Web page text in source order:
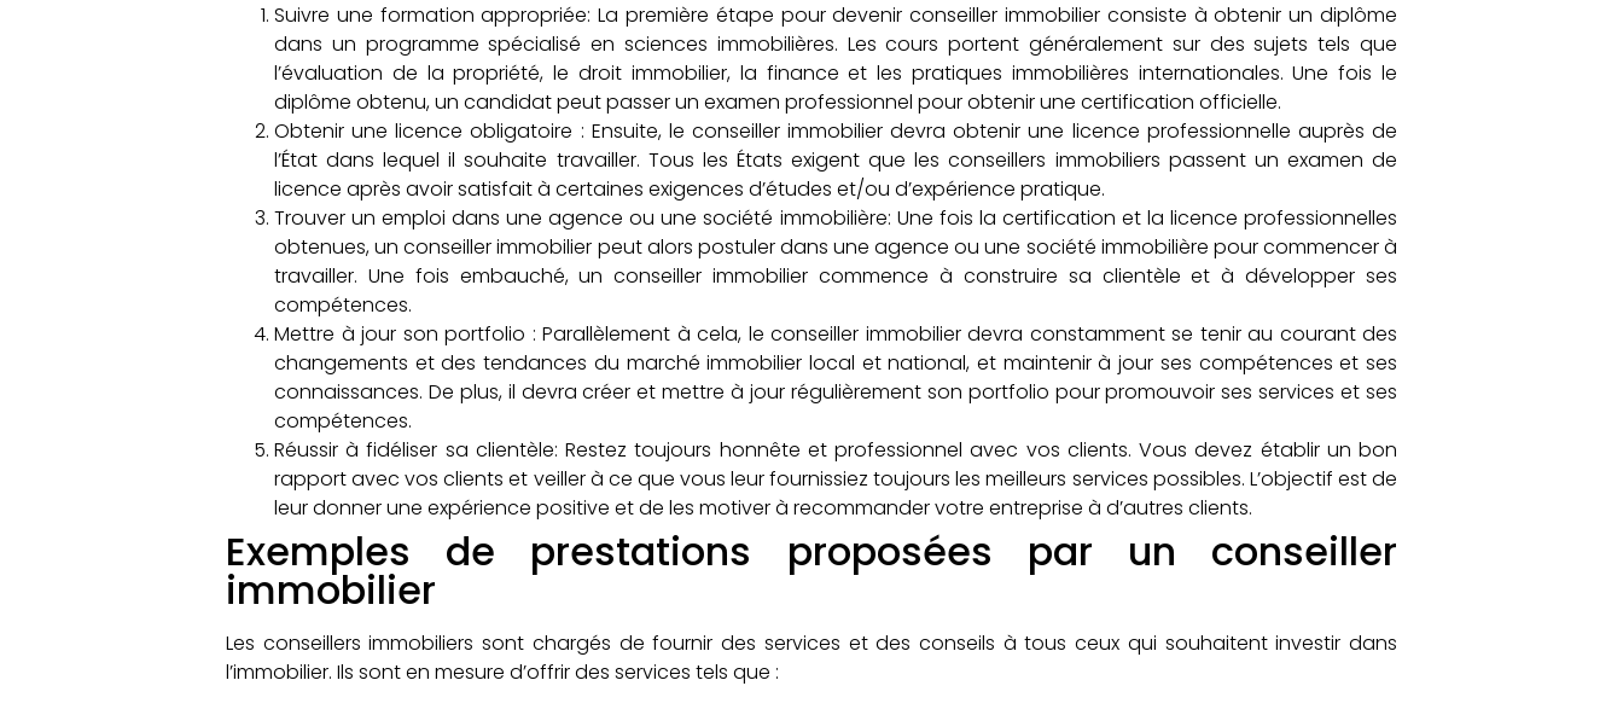
Suivre une formation appropriée: La première étape pour devenir conseiller immobilier consiste à obtenir un diplôme
dans un programme spécialisé en sciences immobilières. Les cours portent généralement sur des sujets tels que
l’évaluation de la propriété, le droit immobilier, la finance et les pratiques immobilières internationales. Une fois le
diplôme obtenu, un candidat peut passer un examen professionnel pour obtenir une certification officielle.
Obtenir une licence obligatoire : Ensuite, le conseiller immobilier devra obtenir une licence professionnelle auprès de
l’État dans lequel il souhaite travailler. Tous les États exigent que les conseillers immobiliers passent un examen de
licence après avoir satisfait à certaines exigences d’études et/ou d’expérience pratique.
Trouver un emploi dans une agence ou une société immobilière: Une fois la certification et la licence professionnelles
obtenues, un conseiller immobilier peut alors postuler dans une agence ou une société immobilière pour commencer à
travailler. Une fois embauché, un conseiller immobilier commence à construire sa clientèle et à développer ses
compétences.
Mettre à jour son portfolio : Parallèlement à cela, le conseiller immobilier devra constamment se tenir au courant des
changements et des tendances du marché immobilier local et national, et maintenir à jour ses compétences et ses
connaissances. De plus, il devra créer et mettre à jour régulièrement son portfolio pour promouvoir ses services et ses
compétences.
Réussir à fidéliser sa clientèle: Restez toujours honnête et professionnel avec vos clients. Vous devez établir un bon
rapport avec vos clients et veiller à ce que vous leur fournissiez toujours les meilleurs services possibles. L’objectif est de
leur donner une expérience positive et de les motiver à recommander votre entreprise à d’autres clients.
Exemples de prestations proposées par un conseiller
immobilier
Les conseillers immobiliers sont chargés de fournir des services et des conseils à tous ceux qui souhaitent investir dans
l’immobilier. Ils sont en mesure d’offrir des services tels que :